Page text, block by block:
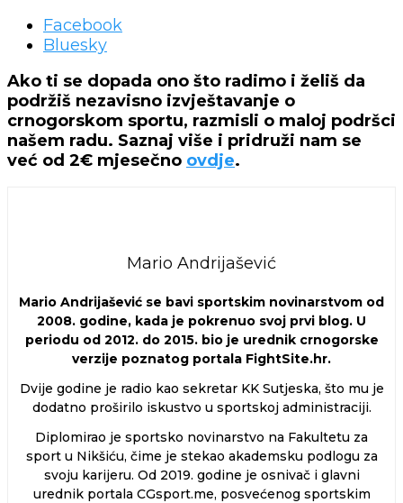
Facebook
Bluesky
Ako ti se dopada ono što radimo i želiš da
podržiš nezavisno izvještavanje o
crnogorskom sportu, razmisli o maloj podršci
našem radu. Saznaj više i pridruži nam se
već od 2€ mjesečno ovdje.
Mario Andrijašević
Mario Andrijašević se bavi sportskim novinarstvom od
2008. godine, kada je pokrenuo svoj prvi blog. U
periodu od 2012. do 2015. bio je urednik crnogorske
verzije poznatog portala FightSite.hr.
Dvije godine je radio kao sekretar KK Sutjeska, što mu je
dodatno proširilo iskustvo u sportskoj administraciji.
Diplomirao je sportsko novinarstvo na Fakultetu za
sport u Nikšiću, čime je stekao akademsku podlogu za
svoju karijeru. Od 2019. godine je osnivač i glavni
urednik portala CGsport.me, posvećenog sportskim